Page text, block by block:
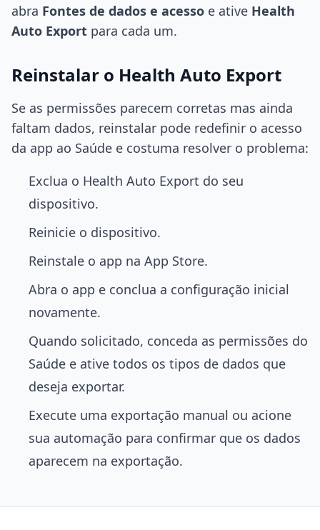
abra Fontes de dados e acesso e ative Health
Auto Export para cada um.
Reinstalar o Health Auto Export
Se as permissões parecem corretas mas ainda
faltam dados, reinstalar pode redefinir o acesso
da app ao Saúde e costuma resolver o problema:
Exclua o Health Auto Export do seu
dispositivo.
Reinicie o dispositivo.
Reinstale o app na App Store.
Abra o app e conclua a configuração inicial
novamente.
Quando solicitado, conceda as permissões do
Saúde e ative todos os tipos de dados que
deseja exportar.
Execute uma exportação manual ou acione
sua automação para confirmar que os dados
aparecem na exportação.